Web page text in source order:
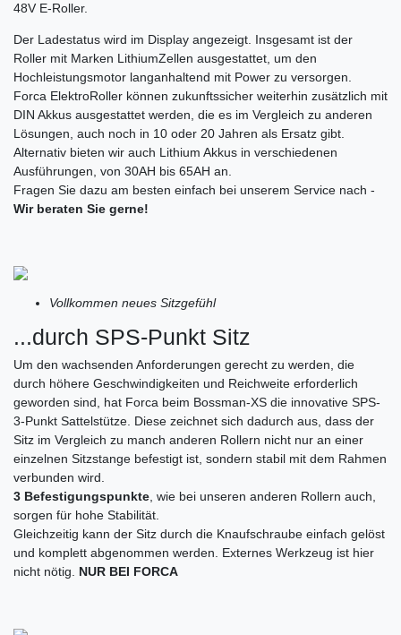
48V E-Roller.
Der Ladestatus wird im Display angezeigt. Insgesamt ist der
Roller mit Marken LithiumZellen ausgestattet, um den
Hochleistungsmotor langanhaltend mit Power zu versorgen.
Forca ElektroRoller können zukunftssicher weiterhin zusätzlich mit
DIN Akkus ausgestattet werden, die es im Vergleich zu anderen
Lösungen, auch noch in 10 oder 20 Jahren als Ersatz gibt.
Alternativ bieten wir auch Lithium Akkus in verschiedenen
Ausführungen, von 30AH bis 65AH an.
Fragen Sie dazu am besten einfach bei unserem Service nach -
Wir beraten Sie gerne!
Vollkommen neues Sitzgefühl
...durch SPS-Punkt Sitz
Um den wachsenden Anforderungen gerecht zu werden, die
durch höhere Geschwindigkeiten und Reichweite erforderlich
geworden sind, hat Forca beim Bossman-XS die innovative SPS-
3-Punkt Sattelstütze. Diese zeichnet sich dadurch aus, dass der
Sitz im Vergleich zu manch anderen Rollern nicht nur an einer
einzelnen Sitzstange befestigt ist, sondern stabil mit dem Rahmen
verbunden wird.
3 Befestigungspunkte, wie bei unseren anderen Rollern auch,
sorgen für hohe Stabilität.
Gleichzeitig kann der Sitz durch die Knaufschraube einfach gelöst
und komplett abgenommen werden. Externes Werkzeug ist hier
nicht nötig. NUR BEI FORCA